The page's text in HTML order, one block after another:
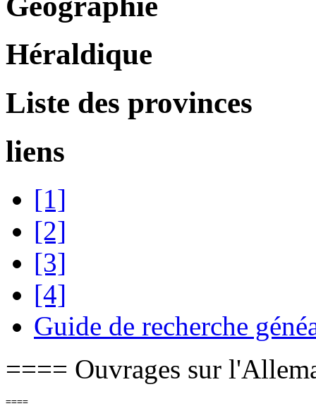
Héraldique
Liste des provinces
liens
[1]
[2]
[3]
[4]
Guide de recherche
==== Ouvrages sur